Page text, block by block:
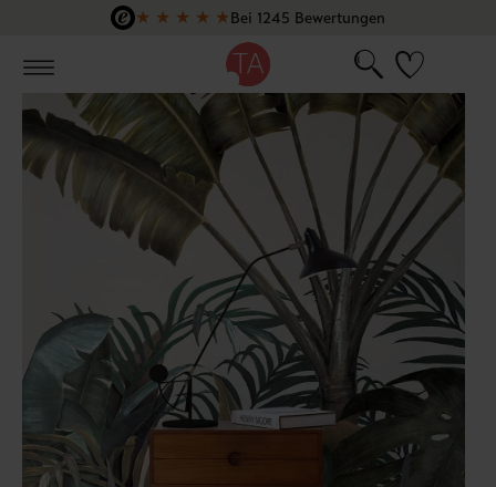
Zum Hauptinhalt springen
★ ★ ★ ★ ★Bei 1245 Bewertungen